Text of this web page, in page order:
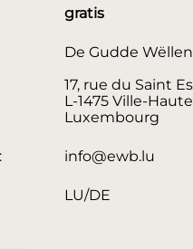
gratis
De Gudde Wëllen
17, rue du Saint
L-1475 Ville-Haute
Luxembourg
info@ewb.lu
LU/DE